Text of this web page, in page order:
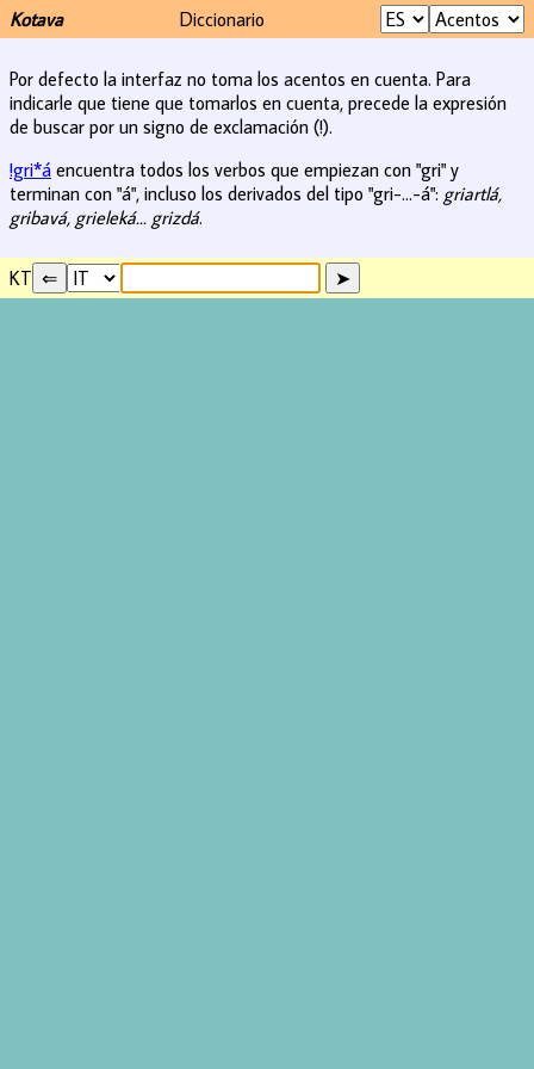
Kotava Diccionario
Por defecto la interfaz no toma los acentos en cuenta. Para
indicarle que tiene que tomarlos en cuenta, precede la expresión
de buscar por un signo de exclamación (!).
!gri*á encuentra todos los verbos que empiezan con "gri" y
terminan con "á", incluso los derivados del tipo "gri-...-á": griartlá,
gribavá, grieleká... grizdá.
KT